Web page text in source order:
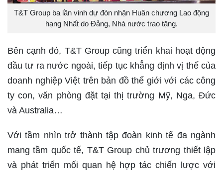
T&T Group ba lần vinh dự đón nhận Huân chương Lao động
hạng Nhất do Đảng, Nhà nước trao tặng.
Bên cạnh đó, T&T Group cũng triển khai hoạt động
đầu tư ra nước ngoài, tiếp tục khẳng định vị thế của
doanh nghiệp Việt trên bản đồ thế giới với các công
ty con, văn phòng đặt tại thị trường Mỹ, Nga, Đức
và Australia…
Với tầm nhìn trở thành tập đoàn kinh tế đa ngành
mang tầm quốc tế, T&T Group chủ trương thiết lập
và phát triển mối quan hệ hợp tác chiến lược với